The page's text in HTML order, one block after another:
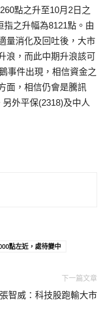
點之升至10月2日之
指之升幅為8121點。由
量消化及回吐後，大市
浪，而此中期升浪該可
事件出現，相信資金之
面，相信仍會是騰訊
外平保(2318)及中人
點左近，處待變中
下一篇文章
張智威：科技股跑輸大市